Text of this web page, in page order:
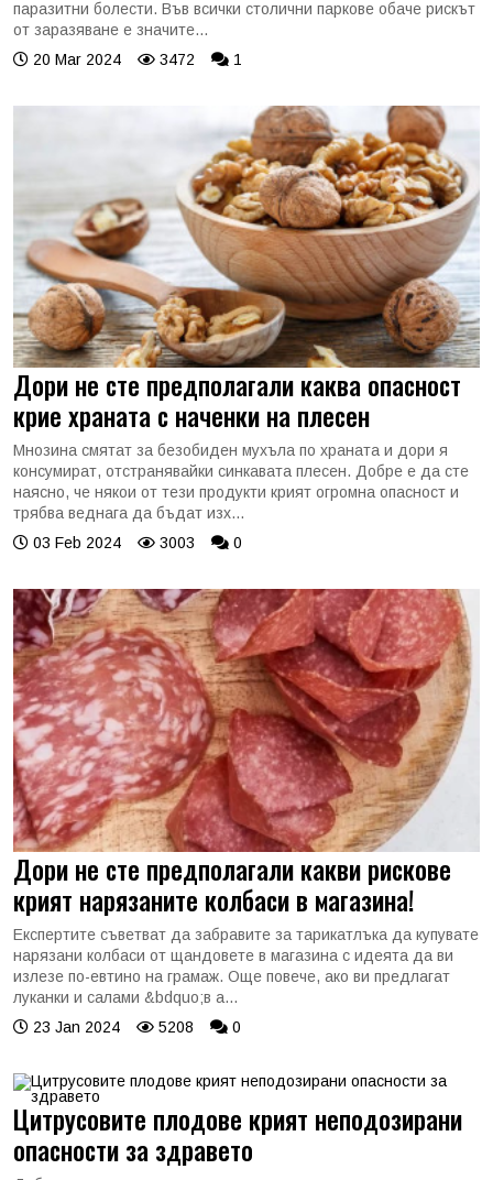
паразитни болести. Във всички столични паркове обаче рискът
от заразяване е значите...
20 Mar 2024
3472 1
Дори не сте предполагали каква опасност
крие храната с наченки на плесен
Мнозина смятат за безобиден мухъла по храната и дори я
консумират, отстранявайки синкавата плесен. Добре е да сте
наясно, че някои от тези продукти крият огромна опасност и
трябва веднага да бъдат изх...
03 Feb 2024
3003 0
Дори не сте предполагали какви рискове
крият нарязаните колбаси в магазина!
Експертите съветват да забравите за тарикатлъка да купувате
нарязани колбаси от щандовете в магазина с идеята да ви
излезе по-евтино на грамаж. Още повече, ако ви предлагат
луканки и салами &bdquo;в а...
23 Jan 2024
5208 0
Цитрусовите плодове крият неподозирани
опасности за здравето